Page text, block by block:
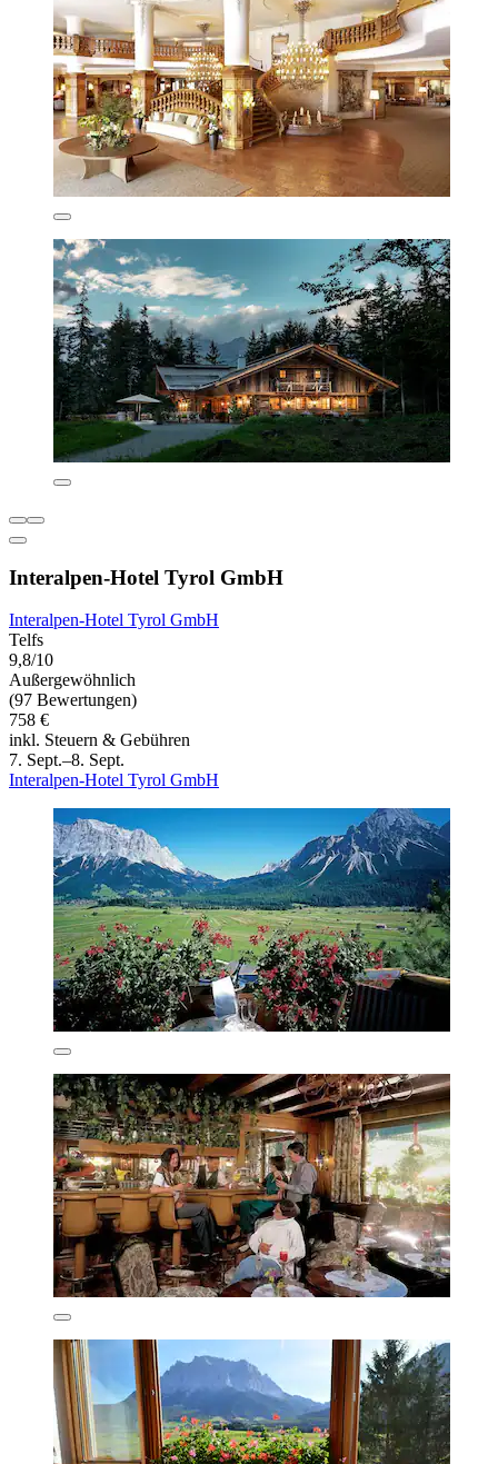
Interalpen-Hotel Tyrol GmbH
Interalpen-Hotel Tyrol GmbH
Telfs
9,8/10
Außergewöhnlich
(97 Bewertungen)
758 €
inkl. Steuern & Gebühren
7. Sept.–8. Sept.
Interalpen-Hotel Tyrol GmbH